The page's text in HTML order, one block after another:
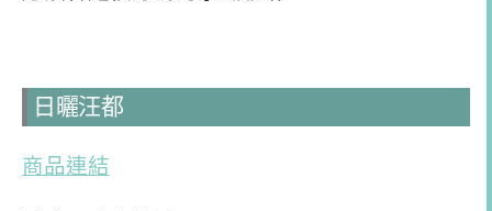
日曬汪都
商品連結